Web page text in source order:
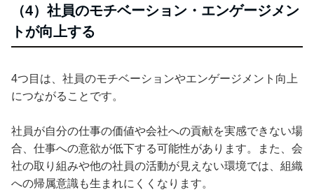
（4）社員のモチベーション・エンゲージメン
トが向上する
4つ目は、社員のモチベーションやエンゲージメント向上
につながることです。
社員が自分の仕事の価値や会社への貢献を実感できない場
合、仕事への意欲が低下する可能性があります。また、会
社の取り組みや他の社員の活動が見えない環境では、組織
への帰属意識も生まれにくくなります。